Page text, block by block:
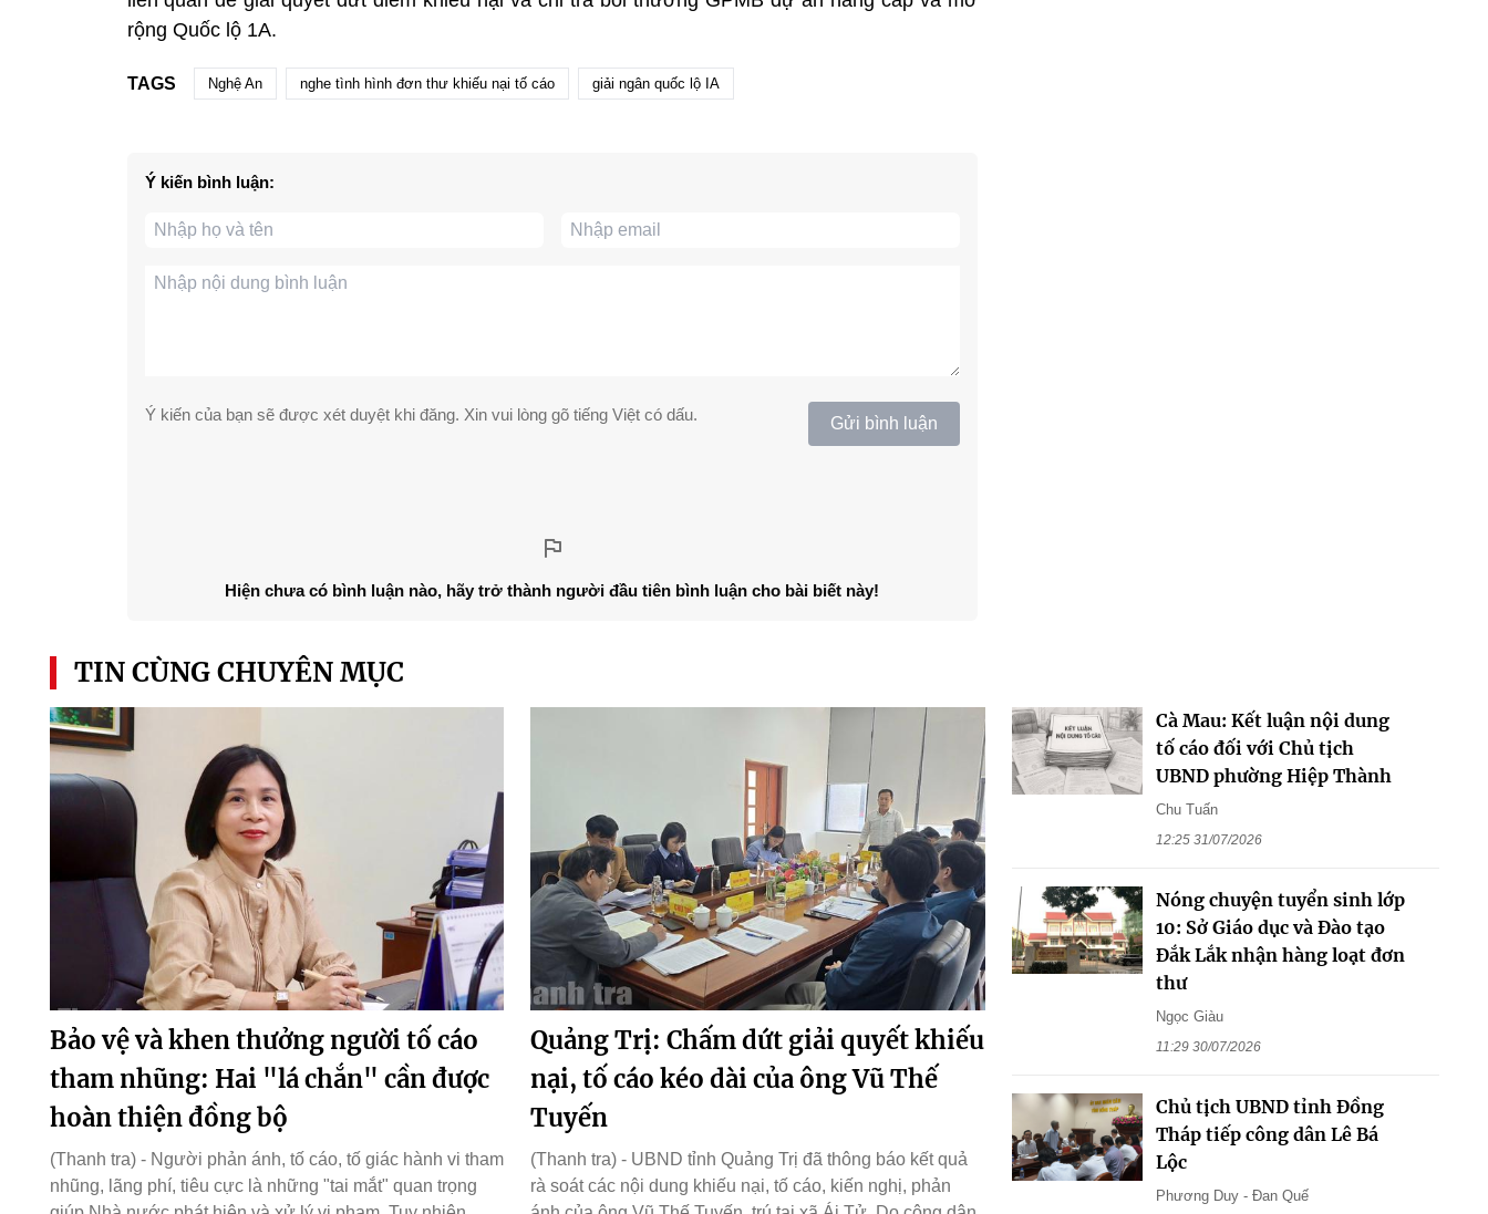
rộng Quốc lộ 1A.
TAGS Nghệ An nghe tình hình đơn thư khiếu nại tố cáo giải ngân quốc lộ IA
Ý kiến bình luận:
Ý kiến của bạn sẽ được xét duyệt khi đăng. Xin vui lòng gõ tiếng Việt có dấu. Gửi bình luận
Hiện chưa có bình luận nào, hãy trở thành người đầu tiên bình luận cho bài biết này!
TIN CÙNG CHUYÊN MỤC
Bảo vệ và khen thưởng người tố cáo
tham nhũng: Hai "lá chắn" cần được
hoàn thiện đồng bộ
(Thanh tra) - Người phản ánh, tố cáo, tố giác hành vi tham
nhũng, lãng phí, tiêu cực là những "tai mắt" quan trọng
Quảng Trị: Chấm dứt giải quyết khiếu
nại, tố cáo kéo dài của ông Vũ Thế
Tuyến
(Thanh tra) - UBND tỉnh Quảng Trị đã thông báo kết quả
rà soát các nội dung khiếu nại, tố cáo, kiến nghị, phản
Cà Mau: Kết luận nội dung
tố cáo đối với Chủ tịch
UBND phường Hiệp Thành
Chu Tuấn
12:25 31/07/2026
Nóng chuyện tuyển sinh lớp
10: Sở Giáo dục và Đào tạo
Đắk Lắk nhận hàng loạt đơn
thư
Ngọc Giàu
11:29 30/07/2026
Chủ tịch UBND tỉnh Đồng
Tháp tiếp công dân Lê Bá
Lộc
Phương Duy - Đan Quế